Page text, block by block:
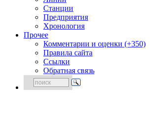
Станции
Предприятия
Хронология
Прочее
Комментарии и оценки (+350)
Правила сайта
Ссылки
Обратная связь